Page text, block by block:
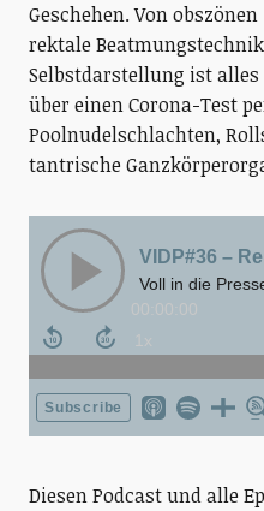
Geschehen. Von
rektale
Selbstdarstellung ist
über einen Corona-Test
Poolnudelschlachten,
tantrische
Diesen Podcast und alle